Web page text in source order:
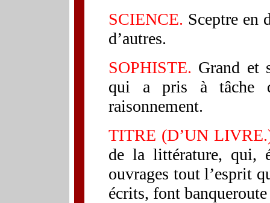
SCIENCE. Sceptre en
d’autres.
SOPHISTE. Grand et
qui a pris à tâche
raisonnement.
TITRE (D’UN
de la littérature, qui,
ouvrages tout l’esprit
écrits, font